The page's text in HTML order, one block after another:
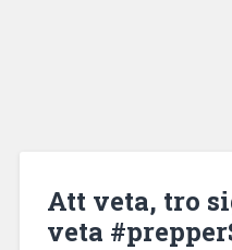
Att veta, tro
veta